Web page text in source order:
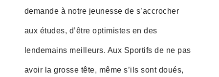
demande à notre jeunesse de s’accrocher
aux études, d’être optimistes en des
lendemains meilleurs. Aux Sportifs de ne pas
avoir la grosse tête, même s’ils sont doués,